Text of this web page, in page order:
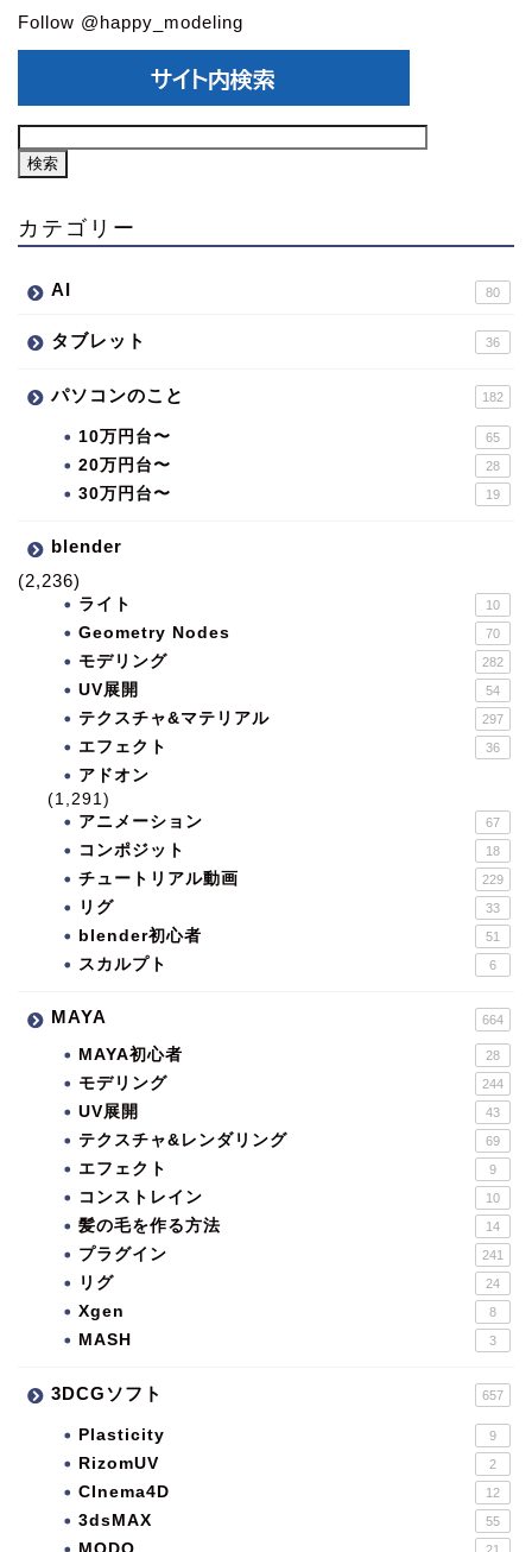
Follow @happy_modeling
カテゴリー
AI 80
タブレット 36
パソコンのこと 182
10万円台〜 65
20万円台〜 28
30万円台〜 19
blender
(2,236)
ライト 10
Geometry Nodes 70
モデリング 282
UV展開 54
テクスチャ&マテリアル 297
エフェクト 36
アドオン
(1,291)
アニメーション
67
コンポジット 18
チュートリアル動画 229
リグ 33
blender初心者 51
スカルプト 6
MAYA 664
MAYA初心者 28
モデリング 244
UV展開 43
テクスチャ&レンダリング 69
エフェクト 9
コンストレイン 10
髪の毛を作る方法 14
プラグイン 241
リグ 24
Xgen 8
MASH 3
3DCGソフト 657
Plasticity 9
RizomUV 2
CInema4D 12
3dsMAX 55
MODO 21